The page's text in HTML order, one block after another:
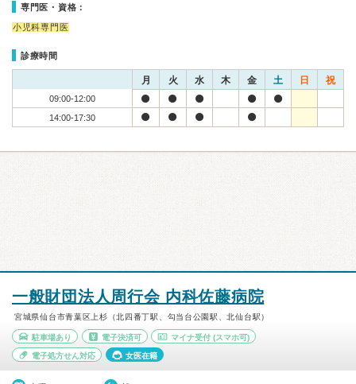
専門医・資格：
小児科専門医
診療時間
月 火 水 木 金 土 日 祝
09:00-12:00
14:00-17:30
一般財団法人周行会 内科佐藤病院
宮城県仙台市青葉区上杉（北四番丁駅、勾当台公園駅、北仙台駅）
駐車場あり 電子決済可 マイナ受付 (スマホ可)
電子処方せん対応 女医在籍